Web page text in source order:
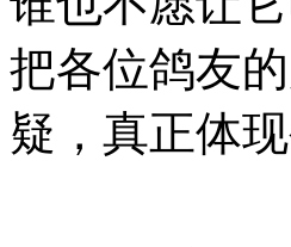
把各位鸽友
疑，真正体